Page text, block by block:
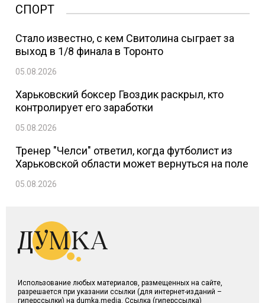
СПОРТ
Стало известно, с кем Свитолина сыграет за
выход в 1/8 финала в Торонто
05.08.2026
Харьковский боксер Гвоздик раскрыл, кто
контролирует его заработки
05.08.2026
Тренер "Челси" ответил, когда футболист из
Харьковской области может вернуться на поле
05.08.2026
Использование любых материалов, размещенных на сайте,
разрешается при указании ссылки (для интернет-изданий –
гиперссылки) на dumka.media. Ссылка (гиперссылка)